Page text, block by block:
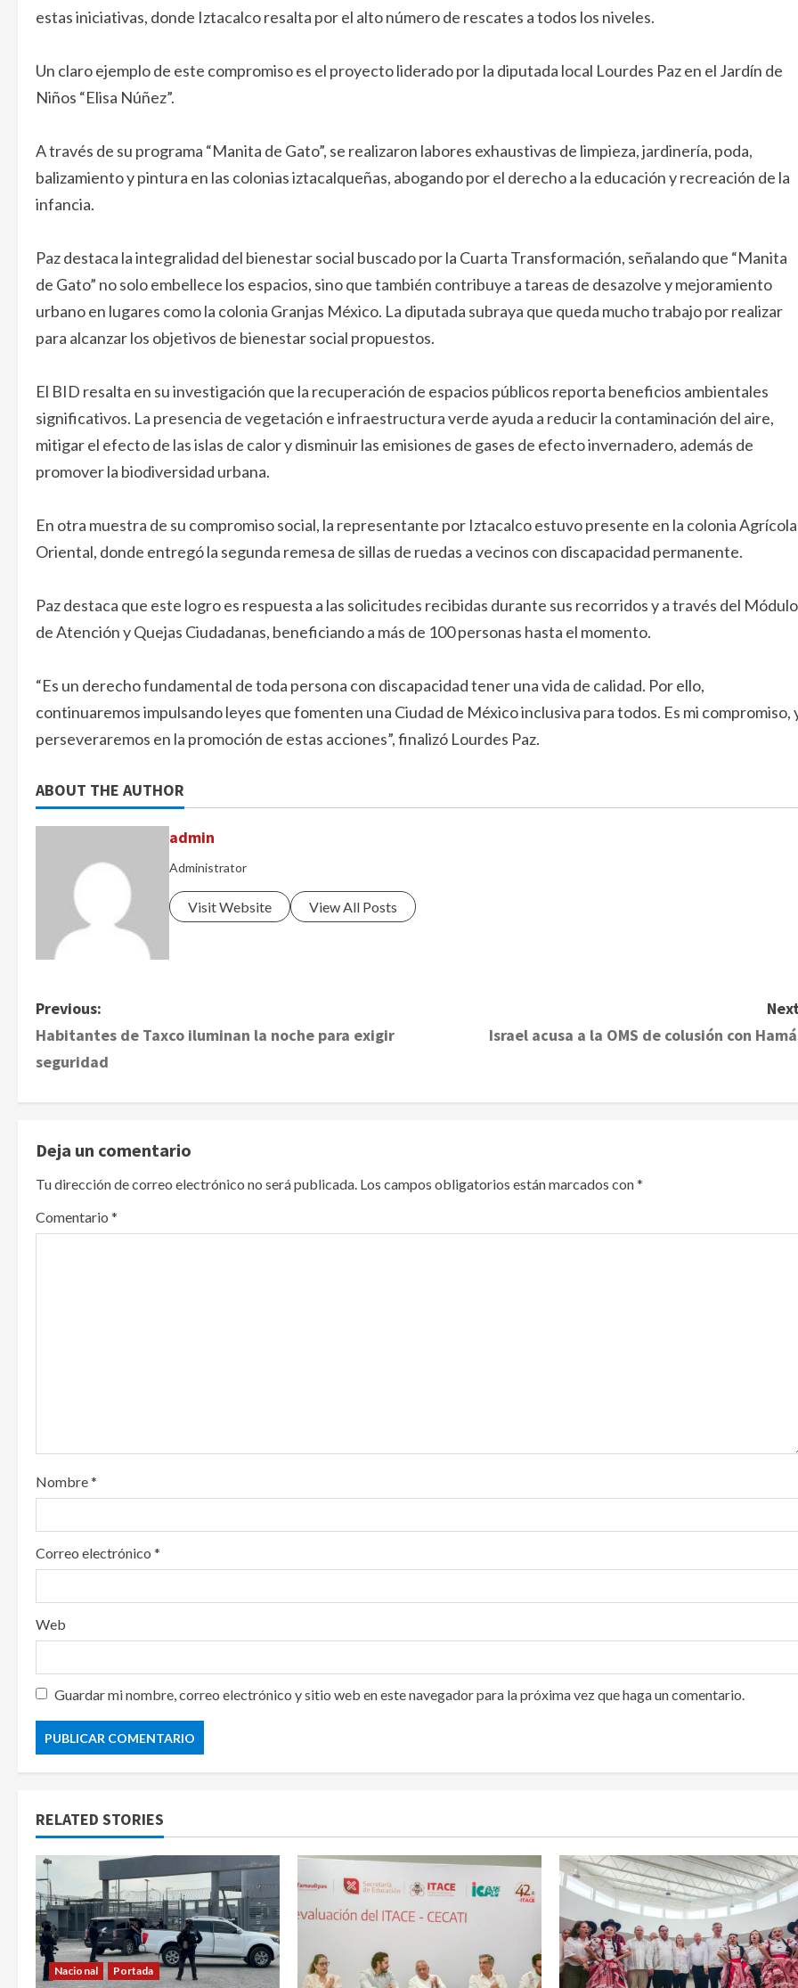
estas iniciativas, donde Iztacalco resalta por el alto número de rescates a todos los niveles.
Un claro ejemplo de este compromiso es el proyecto liderado por la diputada local Lourdes Paz en el Jardín de
Niños “Elisa Núñez”.
A través de su programa “Manita de Gato”, se realizaron labores exhaustivas de limpieza, jardinería, poda,
balizamiento y pintura en las colonias iztacalqueñas, abogando por el derecho a la educación y recreación de la
infancia.
Paz destaca la integralidad del bienestar social buscado por la Cuarta Transformación, señalando que “Manita
de Gato” no solo embellece los espacios, sino que también contribuye a tareas de desazolve y mejoramiento
urbano en lugares como la colonia Granjas México. La diputada subraya que queda mucho trabajo por realizar
para alcanzar los objetivos de bienestar social propuestos.
El BID resalta en su investigación que la recuperación de espacios públicos reporta beneficios ambientales
significativos. La presencia de vegetación e infraestructura verde ayuda a reducir la contaminación del aire,
mitigar el efecto de las islas de calor y disminuir las emisiones de gases de efecto invernadero, además de
promover la biodiversidad urbana.
En otra muestra de su compromiso social, la representante por Iztacalco estuvo presente en la colonia Agrícola
Oriental, donde entregó la segunda remesa de sillas de ruedas a vecinos con discapacidad permanente.
Paz destaca que este logro es respuesta a las solicitudes recibidas durante sus recorridos y a través del Módulo
de Atención y Quejas Ciudadanas, beneficiando a más de 100 personas hasta el momento.
“Es un derecho fundamental de toda persona con discapacidad tener una vida de calidad. Por ello,
continuaremos impulsando leyes que fomenten una Ciudad de México inclusiva para todos. Es mi compromiso,
perseveraremos en la promoción de estas acciones”, finalizó Lourdes Paz.
ABOUT THE AUTHOR
admin
Administrator
Visit Website View All Posts
P
o
n
a
v
o
n
Previous:
Habitantes de Taxco iluminan la noche para exigir
seguridad
Israel acusa a la OMS de colusión con
Deja un comentario
Tu dirección de correo electrónico no será publicada. Los campos obligatorios están marcados con*
Comentario *
Nombre*
Correo electrónico *
Web
Guardar mi nombre, correo electrónico y sitio web en este navegador para la próxima vez que haga un comentario.
RELATED STORIES
Nacional Portada